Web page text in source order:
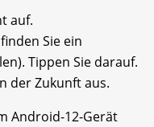
auf.
Sie ein
Tippen Sie darauf.
der Zukunft aus.
Android-12-Gerät